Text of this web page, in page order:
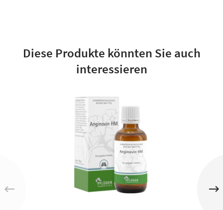
Diese Produkte könnten Sie auch
interessieren